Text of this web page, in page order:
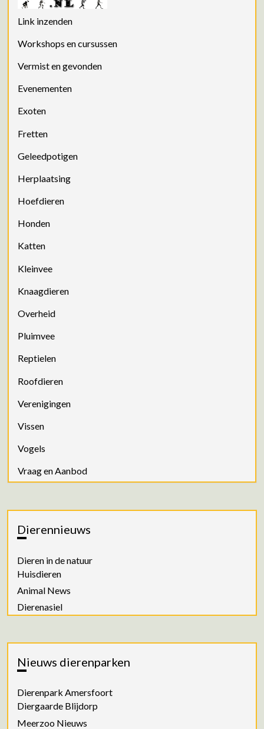
Link inzenden
Workshops en cursussen
Vermist en gevonden
Evenementen
Exoten
Fretten
Geleedpotigen
Herplaatsing
Hoefdieren
Honden
Katten
Kleinvee
Knaagdieren
Overheid
Pluimvee
Reptielen
Roofdieren
Verenigingen
Vissen
Vogels
Vraag en Aanbod
Dierennieuws
Dieren in de natuur
Huisdieren
Animal News
Dierenasiel
Nieuws dierenparken
Dierenpark Amersfoort
Diergaarde Blijdorp
Meerzoo Nieuws